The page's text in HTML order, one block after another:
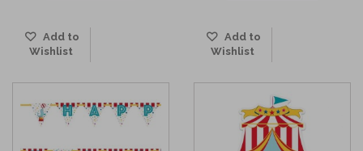
Add to
Wishlist
Add to
Wishlist